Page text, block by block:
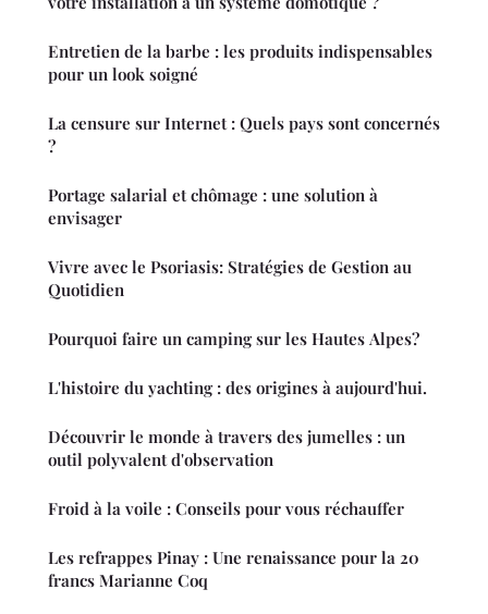
Entretien de la barbe : les produits indispensables
pour un look soigné
La censure sur Internet : Quels pays sont concernés
?
Portage salarial et chômage : une solution à
envisager
Vivre avec le Psoriasis: Stratégies de Gestion au
Quotidien
Pourquoi faire un camping sur les Hautes Alpes?
L'histoire du yachting : des origines à aujourd'hui.
Découvrir le monde à travers des jumelles : un
outil polyvalent d'observation
Froid à la voile : Conseils pour vous réchauffer
Les refrappes Pinay : Une renaissance pour la 20
francs Marianne Coq